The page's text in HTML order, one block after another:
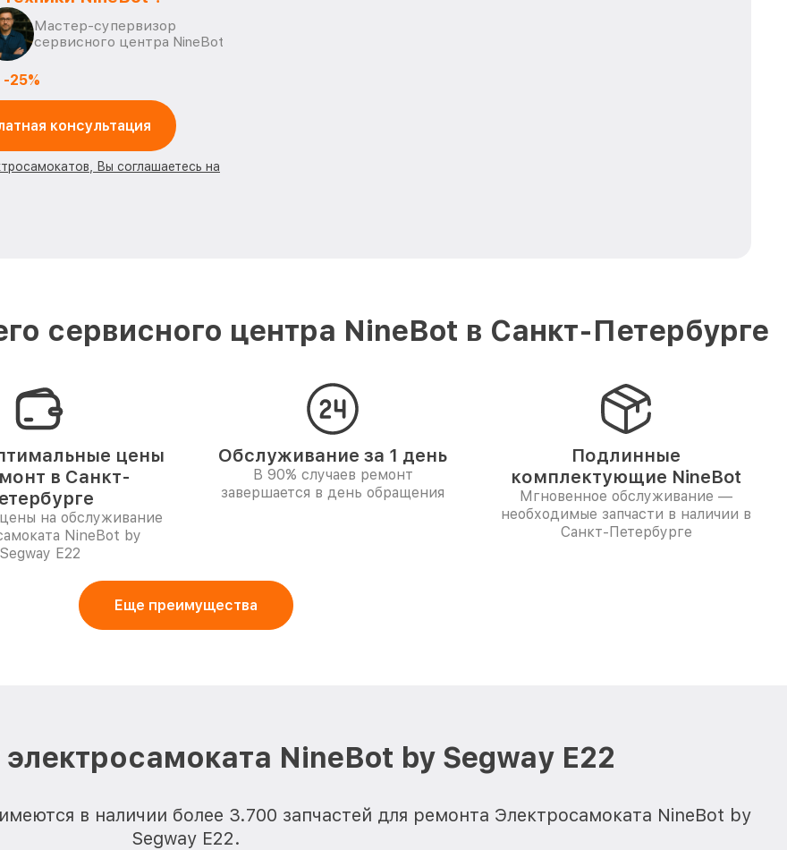
Мастер-супервизор
сервисного центра NineBot
25%
консультация
Вы соглашаетесь на
сервисного центра NineBot в Санкт-Петербурге
цены
в Санкт-
на обслуживание
NineBot by
Segway E22
Обслуживание за 1 день
В 90% случаев ремонт
завершается в день обращения
Подлинные
комплектующие NineBot
Мгновенное обслуживание —
необходимые запчасти в наличии в
Санкт-Петербурге
Еще преимущества
NineBot by Segway E22
в наличии более 3.700 запчастей для ремонта Электросамоката NineBot by
Segway E22.